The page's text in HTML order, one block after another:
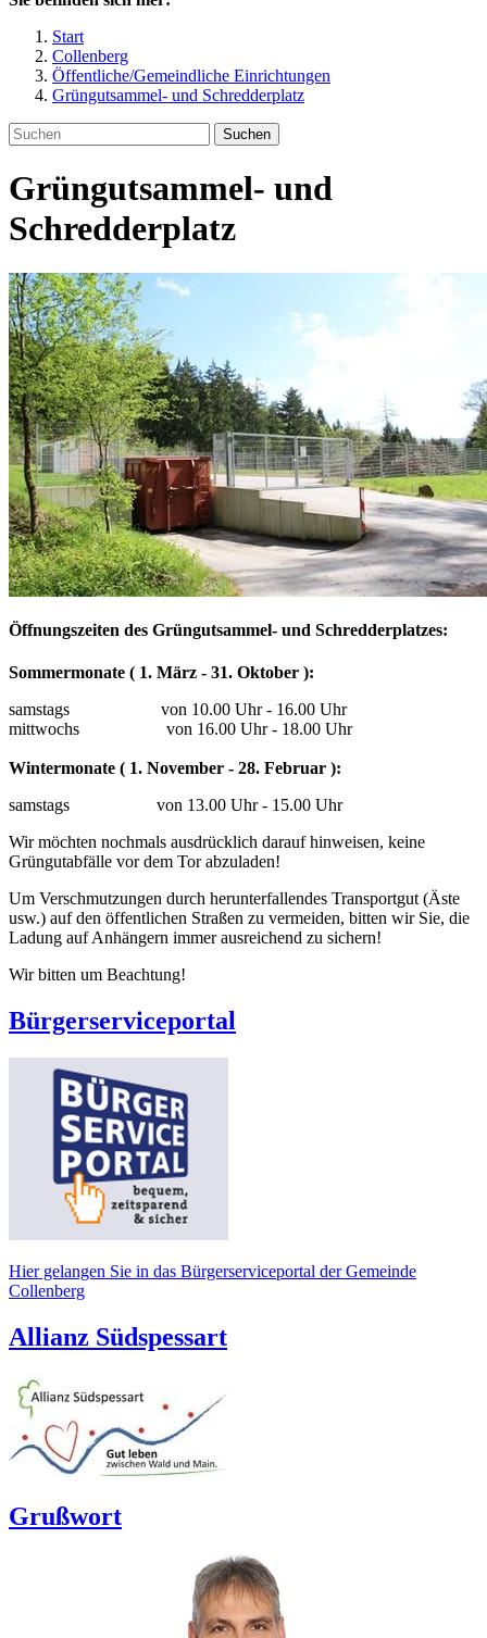
Start
Collenberg
Öffentliche/Gemeindliche Einrichtungen
Grüngutsammel- und Schredderplatz
Suchen
Grüngutsammel- und
Schredderplatz
Öffnungszeiten des Grüngutsammel- und Schredderplatzes:
Sommermonate ( 1. März - 31. Oktober ):
samstags von 10.00 Uhr - 16.00 Uhr
mittwochs von 16.00 Uhr - 18.00 Uhr
Wintermonate ( 1. November - 28. Februar ):
samstags von 13.00 Uhr - 15.00 Uhr
Wir möchten nochmals ausdrücklich darauf hinweisen, keine
Grüngutabfälle vor dem Tor abzuladen!
Um Verschmutzungen durch herunterfallendes Transportgut (Äste
usw.) auf den öffentlichen Straßen zu vermeiden, bitten wir Sie, die
Ladung auf Anhängern immer ausreichend zu sichern!
Wir bitten um Beachtung!
Bürgerserviceportal
Hier gelangen Sie in das Bürgerserviceportal der Gemeinde
Collenberg
Allianz Südspessart
Grußwort